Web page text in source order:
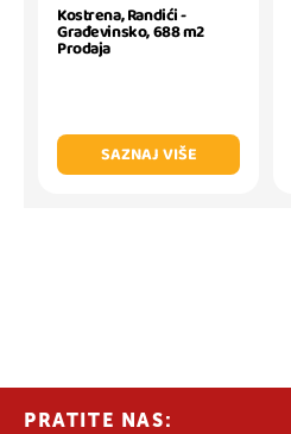
Kostrena, Randići -
Građevinsko, 688 m2
Prodaja
SAZNAJ VIŠE
PRATITE NAS: